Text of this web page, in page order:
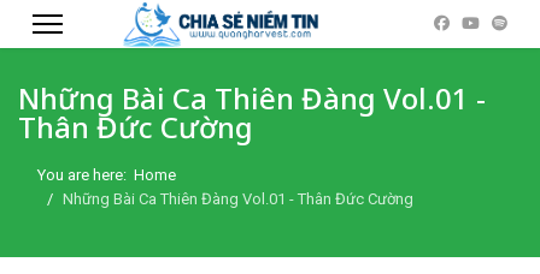
Những Bài Ca Thiên Đàng Vol.01 -
Thân Đức Cường
You are here: Home
Những Bài Ca Thiên Đàng Vol.01 - Thân Đức Cường